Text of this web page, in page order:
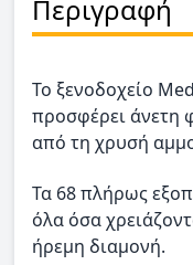
Περιγραφή
Το ξενοδοχείο
προσφέρει άνετη
από τη χρυσή
Τα 68 πλήρως
όλα όσα
ήρεμη διαμονή.